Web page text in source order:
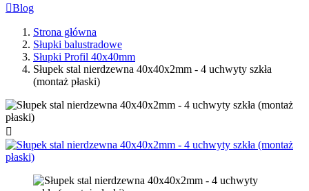
Blog
Strona główna
Słupki balustradowe
Słupki Profil 40x40mm
Słupek stal nierdzewna 40x40x2mm - 4 uchwyty szkła
(montaż płaski)
